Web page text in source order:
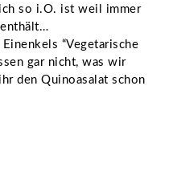
so i.O. ist weil immer
“Vegetarische
gar nicht, was wir
den Quinoasalat schon